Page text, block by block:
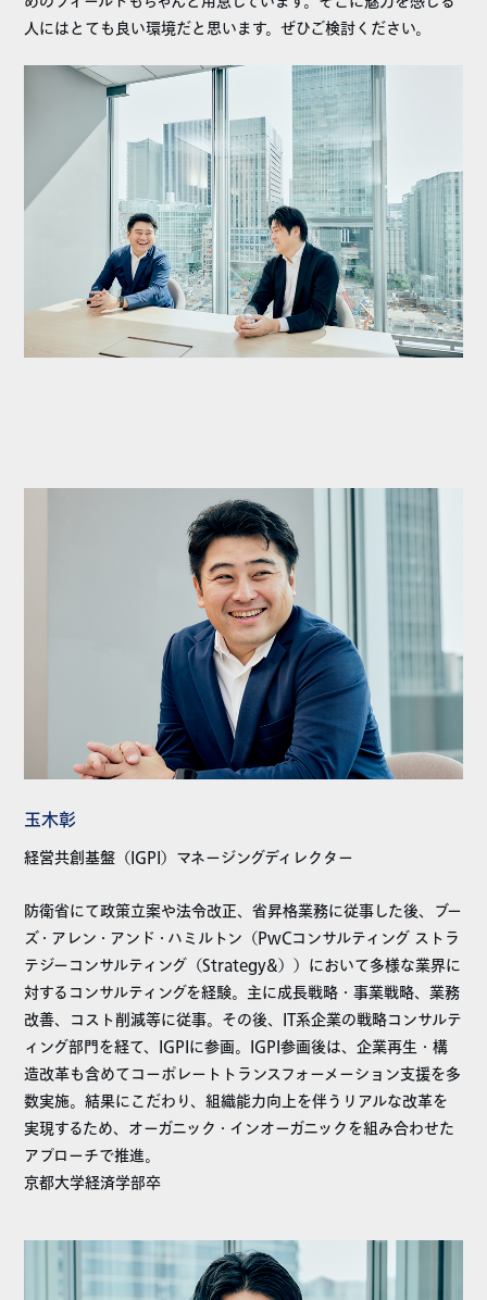
人にはとても良い環境だと思います。ぜひご検討ください。
玉木彰
経営共創基盤（IGPI）マネージングディレクター
防衛省にて政策立案や法令改正、省昇格業務に従事した後、ブー
ズ・アレン・アンド・ハミルトン（PwCコンサルティング ストラ
テジーコンサルティング（Strategy&））において多様な業界に
対するコンサルティングを経験。主に成長戦略・事業戦略、業務
改善、コスト削減等に従事。その後、IT系企業の戦略コンサルテ
ィング部門を経て、IGPIに参画。IGPI参画後は、企業再生・構
造改革も含めてコーポレートトランスフォーメーション支援を多
数実施。結果にこだわり、組織能力向上を伴うリアルな改革を
実現するため、オーガニック・インオーガニックを組み合わせた
アプローチで推進。
京都大学経済学部卒